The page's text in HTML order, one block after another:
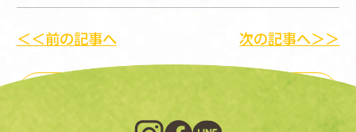
＜＜前の記事へ
一覧に戻る
次の記事へ＞＞